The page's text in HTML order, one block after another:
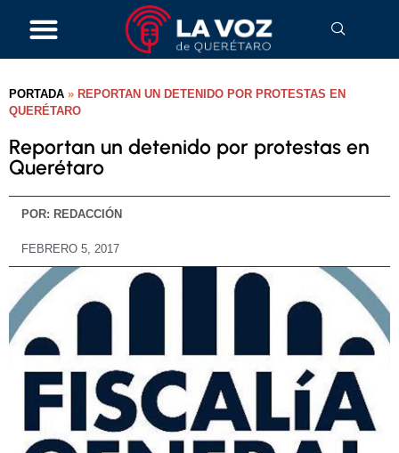
PORTADA » REPORTAN UN DETENIDO POR PROTESTAS EN
QUERÉTARO
Reportan un detenido por protestas en
Querétaro
POR: REDACCIÓN
FEBRERO 5, 2017